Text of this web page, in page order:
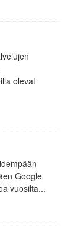
olevat
Google
vuosilta...